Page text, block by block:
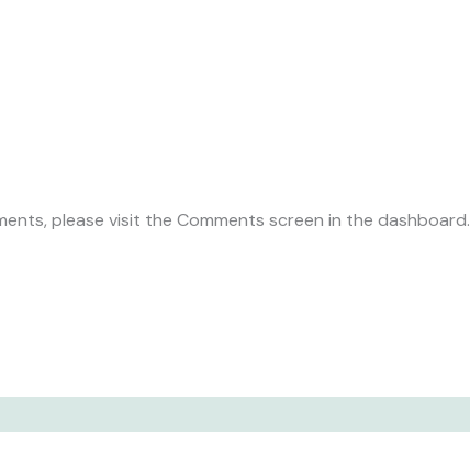
please visit the Comments screen in the dashboard.